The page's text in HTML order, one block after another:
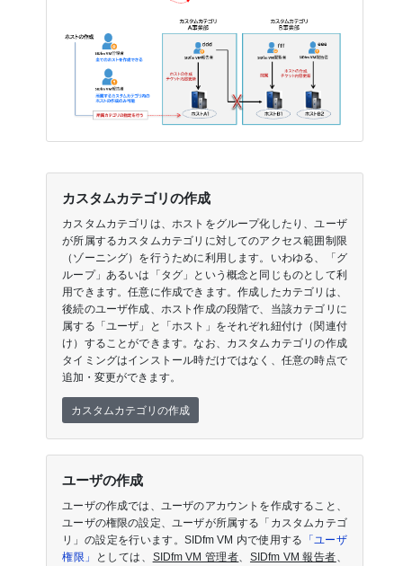
カスタムカテゴリの作成
カスタムカテゴリは、ホストをグループ化したり、ユーザ
が所属するカスタムカテゴリに対してのアクセス範囲制限
（ゾーニング）を行うために利用します。いわゆる、「グ
ループ」あるいは「タグ」という概念と同じものとして利
用できます。任意に作成できます。作成したカテゴリは、
後続のユーザ作成、ホスト作成の段階で、当該カテゴリに
属する「ユーザ」と「ホスト」をそれぞれ紐付け（関連付
け）することができます。なお、カスタムカテゴリの作成
タイミングはインストール時だけではなく、任意の時点で
追加・変更ができます。
カスタムカテゴリの作成
ユーザの作成
ユーザの作成では、ユーザのアカウントを作成すること、
ユーザの権限の設定、ユーザが所属する「カスタムカテゴ
リ」の設定を行います。SIDfm VM 内で使用する
「ユーザ
権限」
としては、 SIDfm VM 管理者、 SIDfm VM 報告者、